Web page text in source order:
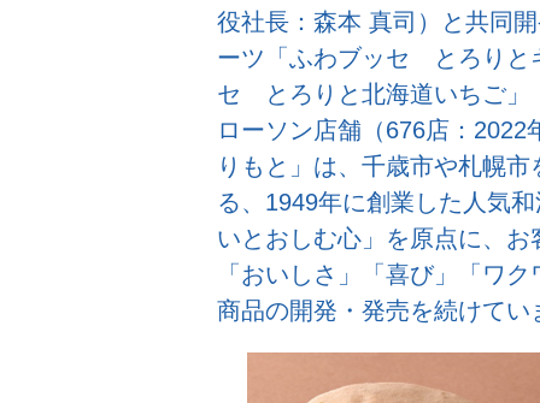
役社長：森本 真司）と共同
ーツ「ふわブッセ とろりと
セ とろりと北海道いちご」
ローソン店舗（676店：
りもと」は、千歳市や札幌
る、1949年に創業した人気
いとおしむ心」を原点に、
「おいしさ」「喜び」「ワ
商品の開発・発売を続けてい